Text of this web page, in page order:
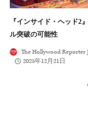
『インサイド・ヘッド2
ル突破の可能性
The Hollywood Reporter
2025年12月21日